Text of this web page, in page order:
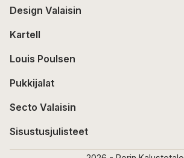
Design Valaisin
Kartell
Louis Poulsen
Pukkijalat
Secto Valaisin
Sisustusjulisteet